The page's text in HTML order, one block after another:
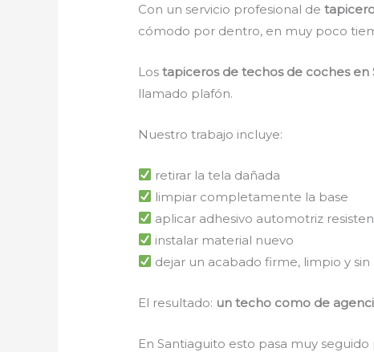
Con un servicio profesional de
cómodo por dentro, en muy poco
Lostapiceros de techos de coches en
llamado plafón.
Nuestro trabajo incluye:
retirar la tela dañada
limpiar completamente la base
aplicar adhesivo automotriz
instalar material nuevo
dejar un acabado firme, limpio y sin
El resultado: un techo como de
En Santiaguito esto pasa muy seguido